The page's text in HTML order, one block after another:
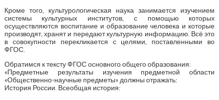
Кроме того, культурологическая наука занимается изучением
системы культурных институтов, с помощью которых
осуществляются воспитание и образование человека и которые
производят, хранят и передают культурную информацию. Всё это
в совокупности перекликается с целями, поставленными во
ФГОС.
Обратимся к тексту ФГОС основного общего образования:
«Предметные результаты изучения предметной области
«Общественно-научные предметы» должны отражать:
История России. Всеобщая история: